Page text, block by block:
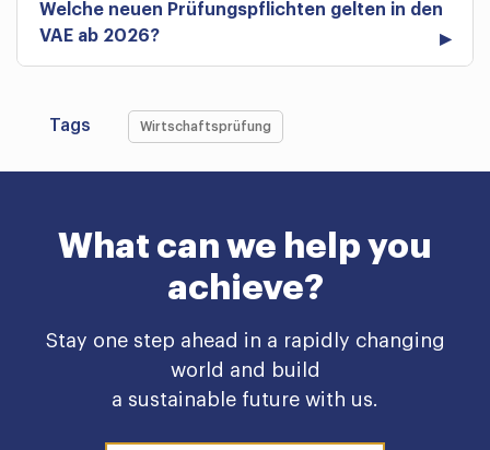
Welche neuen Prüfungspflichten gelten in den
VAE ab 2026?
Tags Wirtschaftsprüfung
What can we help you
achieve?
Stay one step ahead in a rapidly changing
world and build
a sustainable future with us.